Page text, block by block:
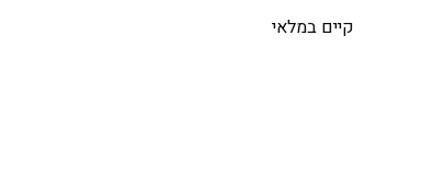
קיים במלאי